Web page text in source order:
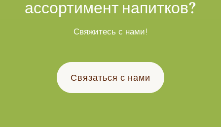
ассортимент напитков?
Свяжитесь с нами!
Связаться с нами